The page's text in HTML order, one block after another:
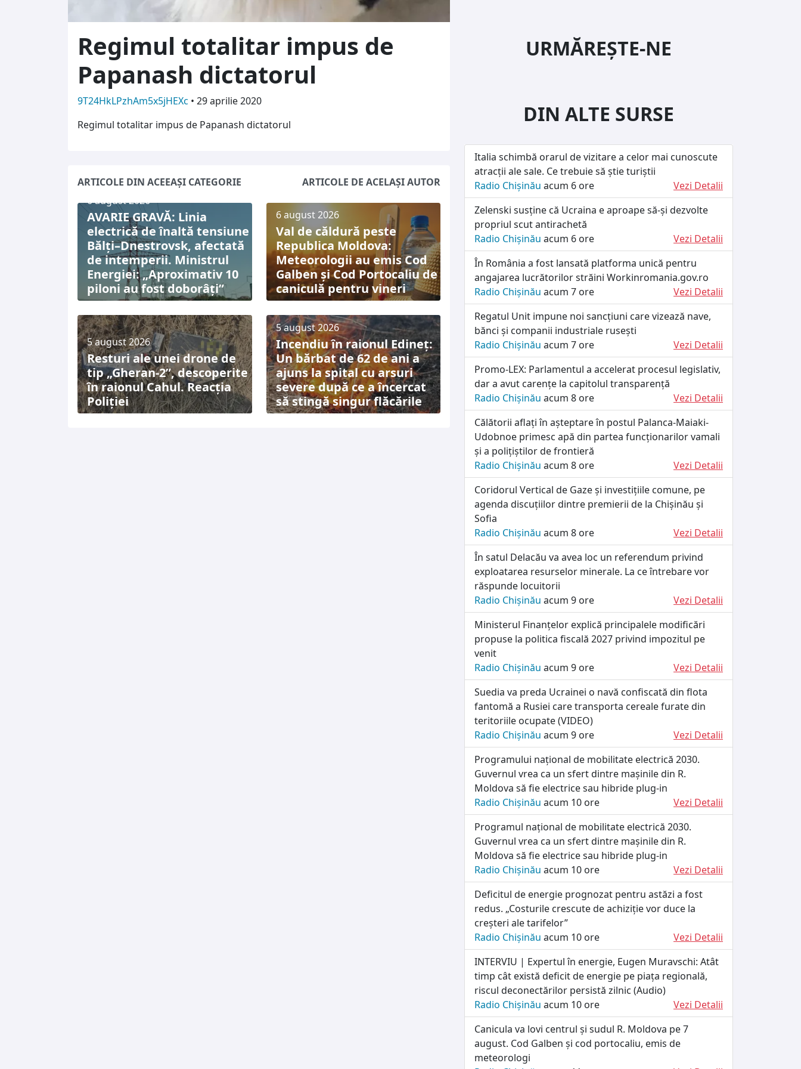
Regimul totalitar impus de
Papanash dictatorul
9T24HkLPzhAm5x5jHEXc • 29 aprilie 2020
Regimul totalitar impus de Papanash dictatorul
ARTICOLE DIN ACEEAȘI CATEGORIE
ARTICOLE DE ACELAȘI AUTOR
6 august 2026
AVARIE GRAVĂ: Linia
electrică de înaltă tensiune
Bălți–Dnestrovsk, afectată
de intemperii. Ministrul
Energiei: „Aproximativ 10
piloni au fost doborâți”
6 august 2026
Val de căldură peste
Republica Moldova:
Meteorologii au emis Cod
Galben și Cod Portocaliu de
caniculă pentru vineri
5 august 2026
Resturi ale unei drone de
tip „Gheran-2”, descoperite
în raionul Cahul. Reacția
Poliției
5 august 2026
Incendiu în raionul Edineț:
Un bărbat de 62 de ani a
ajuns la spital cu arsuri
severe după ce a încercat
să stingă singur flăcările
URMĂREȘTE-NE
DIN ALTE SURSE
Italia schimbă orarul de vizitare a celor mai cunoscute
atracții ale sale. Ce trebuie să știe turiștii
Radio Chișinău acum 6 ore
Vezi Detalii
Zelenski susține că Ucraina e aproape să-și dezvolte
propriul scut antirachetă
Radio Chișinău acum 6 ore
Vezi Detalii
În România a fost lansată platforma unică pentru
angajarea lucrătorilor străini Workinromania.gov.ro
Radio Chișinău acum 7 ore
Vezi Detalii
Regatul Unit impune noi sancțiuni care vizează nave,
bănci și companii industriale rusești
Radio Chișinău acum 7 ore
Vezi Detalii
Promo-LEX: Parlamentul a accelerat procesul legislativ,
dar a avut carențe la capitolul transparență
Radio Chișinău acum 8 ore
Vezi Detalii
Călătorii aflați în așteptare în postul Palanca-Maiaki-
Udobnoe primesc apă din partea funcționarilor vamali
și a polițiștilor de frontieră
Radio Chișinău acum 8 ore
Vezi Detalii
Coridorul Vertical de Gaze și investițiile comune, pe
agenda discuțiilor dintre premierii de la Chișinău și
Sofia
Radio Chișinău acum 8 ore
Vezi Detalii
În satul Delacău va avea loc un referendum privind
exploatarea resurselor minerale. La ce întrebare vor
răspunde locuitorii
Radio Chișinău acum 9 ore
Vezi Detalii
Ministerul Finanțelor explică principalele modificări
propuse la politica fiscală 2027 privind impozitul pe
venit
Radio Chișinău acum 9 ore
Vezi Detalii
Suedia va preda Ucrainei o navă confiscată din flota
fantomă a Rusiei care transporta cereale furate din
teritoriile ocupate (VIDEO)
Radio Chișinău acum 9 ore
Vezi Detalii
Programului național de mobilitate electrică 2030.
Guvernul vrea ca un sfert dintre mașinile din R.
Moldova să fie electrice sau hibride plug-in
Radio Chișinău acum 10 ore
Vezi Detalii
Programul național de mobilitate electrică 2030.
Guvernul vrea ca un sfert dintre mașinile din R.
Moldova să fie electrice sau hibride plug-in
Radio Chișinău acum 10 ore
Vezi Detalii
Deficitul de energie prognozat pentru astăzi a fost
redus. „Costurile crescute de achiziție vor duce la
creșteri ale tarifelor”
Radio Chișinău acum 10 ore
Vezi Detalii
INTERVIU | Expertul în energie, Eugen Muravschi: Atât
timp cât există deficit de energie pe piața regională,
riscul deconectărilor persistă zilnic (Audio)
Radio Chișinău acum 10 ore
Vezi Detalii
Canicula va lovi centrul și sudul R. Moldova pe 7
august. Cod Galben și cod portocaliu, emis de
meteorologi